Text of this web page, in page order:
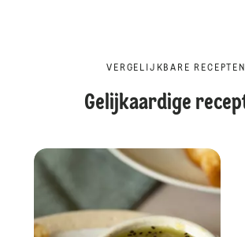
VERGELIJKBARE RECEPTEN
Gelijkaardige